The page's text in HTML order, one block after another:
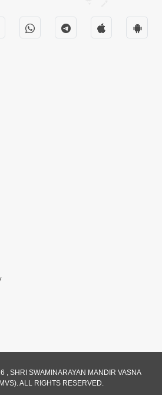
કારણ દેહભાવ | SMVS
| Anadimukta Gyan
કરી દઈએ તો બેડો પાર
| 2023
, SHRI SWAMINARAYAN MANDIR VASNA
ALL RIGHTS RESERVED.